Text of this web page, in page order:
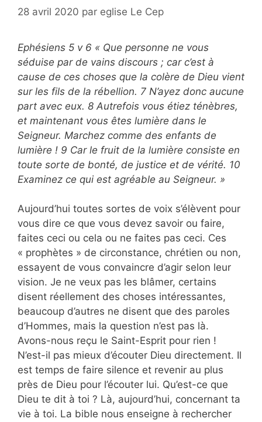
28 avril 2020 par eglise Le Cep
Ephésiens 5 v 6 « Que personne ne vous
séduise par de vains discours ; car c’est à
cause de ces choses que la colère de Dieu vient
sur les fils de la rébellion. 7 N’ayez donc aucune
part avec eux. 8 Autrefois vous étiez ténèbres,
et maintenant vous êtes lumière dans le
Seigneur. Marchez comme des enfants de
lumière ! 9 Car le fruit de la lumière consiste en
toute sorte de bonté, de justice et de vérité. 10
Examinez ce qui est agréable au Seigneur. »
Aujourd’hui toutes sortes de voix s’élèvent pour
vous dire ce que vous devez savoir ou faire,
faites ceci ou cela ou ne faites pas ceci. Ces
« prophètes » de circonstance, chrétien ou non,
essayent de vous convaincre d’agir selon leur
vision. Je ne veux pas les blâmer, certains
disent réellement des choses intéressantes,
beaucoup d’autres ne disent que des paroles
d’Hommes, mais la question n’est pas là.
Avons-nous reçu le Saint-Esprit pour rien !
N’est-il pas mieux d’écouter Dieu directement. Il
est temps de faire silence et revenir au plus
près de Dieu pour l’écouter lui. Qu’est-ce que
Dieu te dit à toi ? Là, aujourd’hui, concernant ta
vie à toi. La bible nous enseigne à rechercher